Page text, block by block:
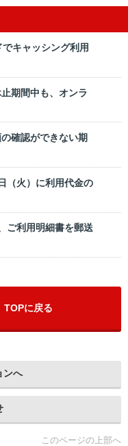
キャッシング利用
期間中も、オンラ
確認ができない期
（火）に利用代金の
ご利用明細書を郵送
TOPに戻る
ンへ
このページの上部へ